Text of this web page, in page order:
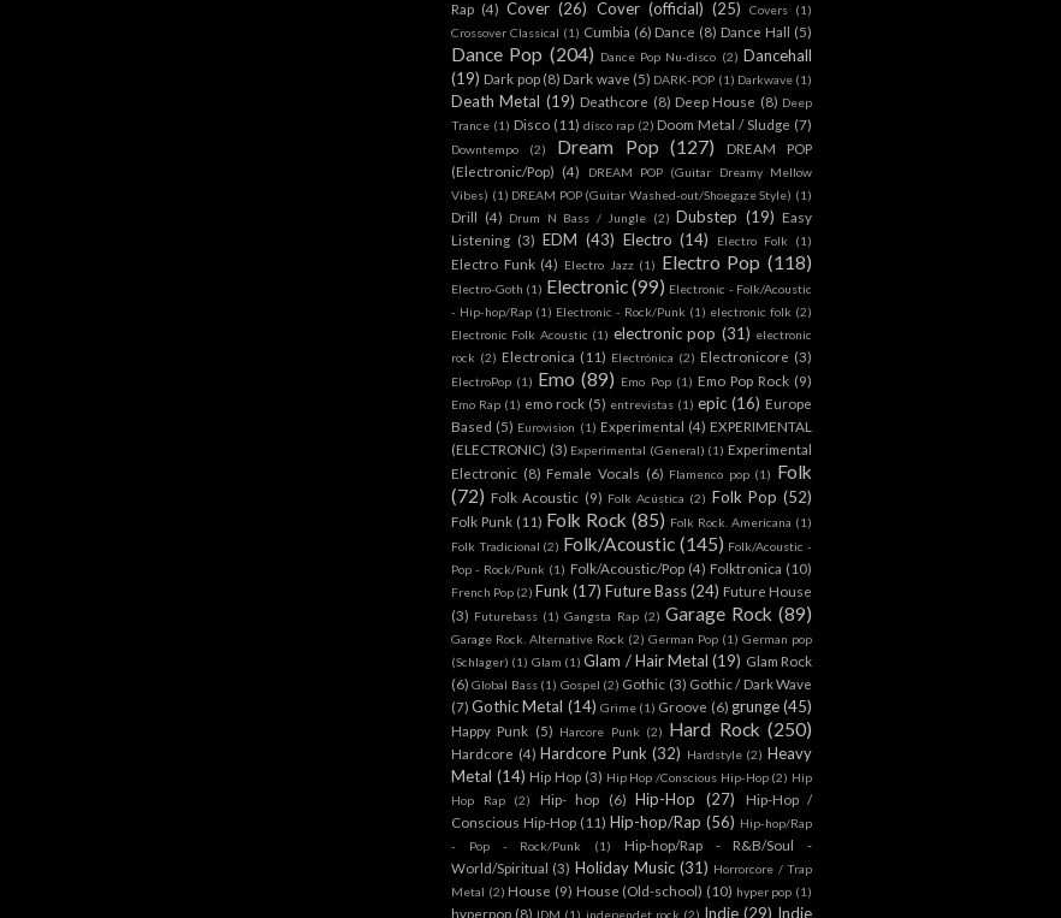
Rap (4) Cover (26) Cover (official) (25) Covers (1)
Crossover Classical (1) Cumbia (6) Dance (8) Dance Hall (5)
Dance Pop (204) Dance Pop Nu-disco (2) Dancehall
(19) Dark pop (8) Dark wave (5) DARK-POP (1) Darkwave (1)
Death Metal (19) Deathcore (8) Deep House (8) Deep
Trance (1) Disco (11) disco rap (2) Doom Metal / Sludge (7)
Downtempo (2) Dream Pop (127)
DREAM POP
(Electronic/Pop) (4)
DREAM POP (Guitar Dreamy Mellow
Vibes) (1) DREAM POP (Guitar Washed-out/Shoegaze Style) (1)
Drill (4) Drum N Bass / Jungle (2) Dubstep (19) Easy
Listening (3) EDM (43) Electro (14) Electro Folk (1)
Electro Funk (4) Electro Jazz (1) Electro Pop (118)
Electro-Goth (1) Electronic(99) Electronic - Folk/Acoustic
- Hip-hop/Rap (1) Electronic - Rock/Punk (1) electronic folk (2)
Electronic Folk Acoustic (1) electronic pop (31) electronic
rock (2) Electronica (11) Electrónica (2) Electronicore (3)
ElectroPop (1) Emo (89) Emo Pop (1) Emo Pop Rock (9)
Emo Rap (1) emo rock (5) entrevistas (1) epic (16) Europe
Based (5) Eurovision (1) Experimental (4) EXPERIMENTAL
(ELECTRONIC) (3) Experimental (General) (1) Experimental
Electronic (8) Female Vocals (6) Flamenco pop (1) Folk
(72) Folk Acoustic (9) Folk Acústica (2) Folk Pop (52)
Folk Punk (11) Folk Rock (85) Folk Rock. Americana (1)
Folk Tradicional (2) Folk/Acoustic (145) Folk/Acoustic -
Pop - Rock/Punk (1) Folk/Acoustic/Pop (4) Folktronica (10)
French Pop (2) Funk (17) Future Bass(24) Future House
(3) Futurebass (1) Gangsta Rap (2) Garage Rock (89)
Garage Rock. Alternative Rock (2) German Pop (1) German pop
(Schlager) (1) Glam (1) Glam / Hair Metal (19) Glam Rock
(6) Global Bass (1) Gospel (2) Gothic (3) Gothic / Dark Wave
(7) Gothic Metal (14) Grime (1) Groove (6) grunge (45)
Happy Punk (5) Harcore Punk (2) Hard Rock (250)
Hardcore (4) Hardcore Punk (32) Hardstyle (2) Heavy
Metal (14) Hip Hop (3) Hip Hop /Conscious Hip-Hop (2) Hip
Hop Rap
(2) Hip- hop (6) Hip-Hop (27)
Hip-Hop /
Conscious Hip-Hop (11) Hip-hop/Rap (56) Hip-hop/Rap
- Pop - Rock/Punk
(1)
Hip-hop/Rap - R&B/Soul -
World/Spiritual (3) Holiday Music (31) Horrorcore / Trap
Metal (2) House (9) House (Old-school) (10) hyper pop (1)
hyperpop (8) IDM (1) independet rock (2) Indie (29) Indie